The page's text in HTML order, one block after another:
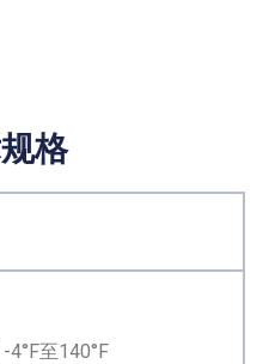
格
4°F至140°F